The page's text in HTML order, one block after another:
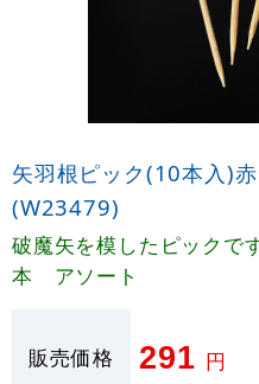
矢羽根ピック(10本入)
(W23479)
破魔矢を模したピックで
本 アソート
販売価格 291 円